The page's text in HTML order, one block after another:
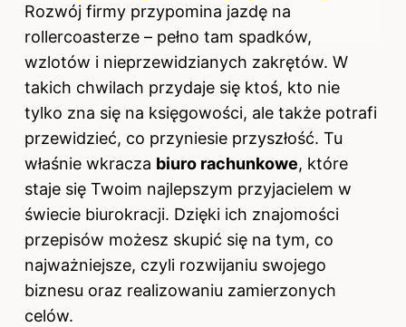
Rozwój firmy przypomina jazdę na
rollercoasterze – pełno tam spadków,
wzlotów i nieprzewidzianych zakrętów. W
takich chwilach przydaje się ktoś, kto nie
tylko zna się na księgowości, ale także potrafi
przewidzieć, co przyniesie przyszłość. Tu
właśnie wkracza biuro rachunkowe, które
staje się Twoim najlepszym przyjacielem w
świecie biurokracji. Dzięki ich znajomości
przepisów możesz skupić się na tym, co
najważniejsze, czyli rozwijaniu swojego
biznesu oraz realizowaniu zamierzonych
celów.